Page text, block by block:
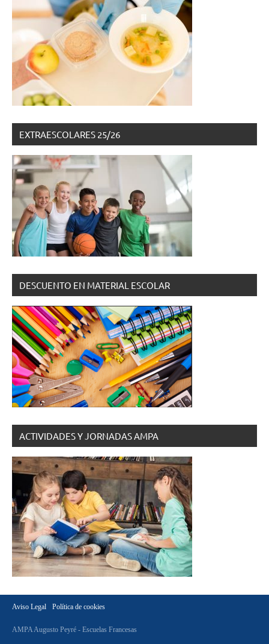
EXTRAESCOLARES 25/26
DESCUENTO EN MATERIAL ESCOLAR
ACTIVIDADES Y JORNADAS AMPA
Aviso Legal Política de cookies
AMPA Augusto Peyré - Escuelas Francesas